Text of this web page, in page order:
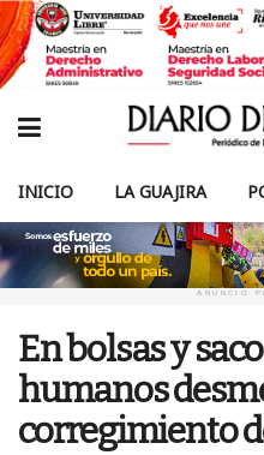
INICIO LA GUAJIRA
ANUNCIO
En bolsas y
humanos
corregimiento